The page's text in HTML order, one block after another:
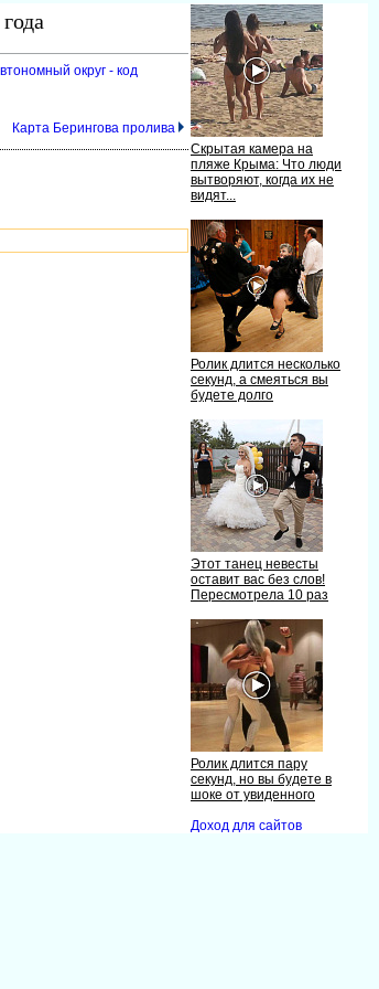
Скрытая камера на
пляже Крыма: Что люди
ытворяют, когда их не
идят...
Ролик длится несколько
секунд, а смеяться вы
удете долго
Этот танец невесты
оставит вас без слов!
Пересмотрела 10 раз
Ролик длится пару
секунд, но вы будете
шоке от увиденного
Доход для сайто
округ - код
Карта Берингова пролива